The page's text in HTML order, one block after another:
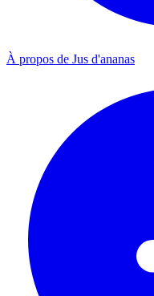
À propos de Jus d'ananas